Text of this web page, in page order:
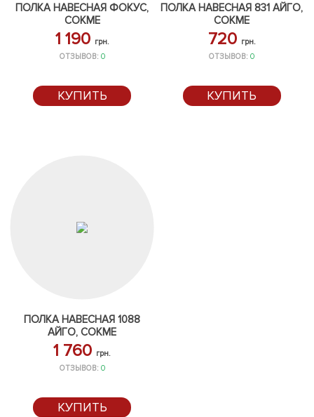
ПОЛКА НАВЕСНАЯ ФОКУС,
СОКМЕ
1 190 грн.
ОТЗЫВОВ: 0
КУПИТЬ
ПОЛКА НАВЕСНАЯ 831 АЙГО,
СОКМЕ
720 грн.
ОТЗЫВОВ:0
КУПИТЬ
ПОЛКА НАВЕСНАЯ 1088
АЙГО, СОКМЕ
1 760 грн.
ОТЗЫВОВ: 0
КУПИТЬ